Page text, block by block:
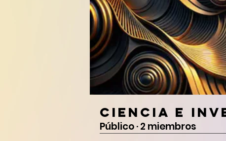
Ciencia e
Público·2 miembros